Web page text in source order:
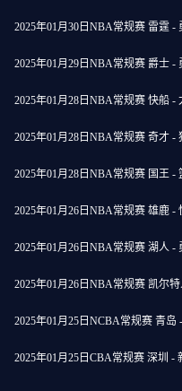
2025年01月30日NBA常规赛 雷霆 -
2025年01月29日NBA常规赛 爵士 -
2025年01月28日NBA常规赛 快船 -
2025年01月28日NBA常规赛 奇才 -
2025年01月28日NBA常规赛 国王 -
2025年01月26日NBA常规赛 雄鹿 -
2025年01月26日NBA常规赛 湖人 -
2025年01月26日NBA常规赛 凯尔
2025年01月25日NCBA常规赛 青岛
2025年01月25日CBA常规赛 深圳 -